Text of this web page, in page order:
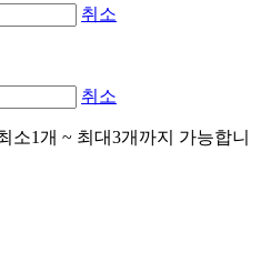
취소
취소
소1개 ~ 최대3개까지 가능합니